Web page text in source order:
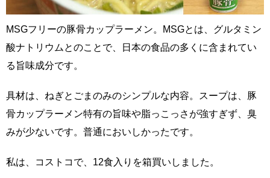
MSGフリーの豚骨カップラーメン。MSGとは、グルタミン
酸ナトリウムとのことで、日本の食品の多くに含まれてい
る旨味成分です。
具材は、ねぎとごまのみのシンプルな内容。スープは、豚
骨カップラーメン特有の旨味や脂っこっさが強すぎず、臭
みが少ないです。普通においしかったです。
私は、コストコで、12食入りを箱買いしました。